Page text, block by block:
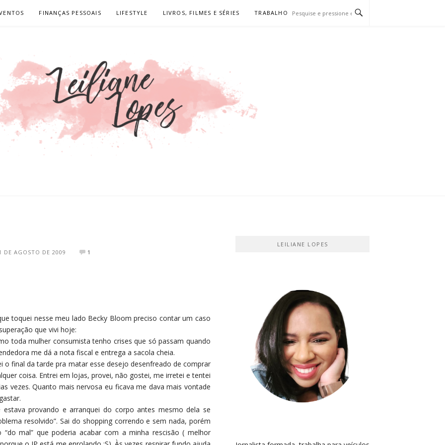
FINANÇAS PESSOAIS LIFESTYLE LIVROS, FILMES E SÉRIES TRABALHO
DE AGOSTO DE 2009 1
toquei nesse meu lado Becky Bloom preciso contar um caso
que vivi hoje:
toda mulher consumista tenho crises que só passam quando
me dá a nota fiscal e entrega a sacola cheia.
o final da tarde pra matar esse desejo desenfreado de comprar
coisa. Entrei em lojas, provei, não gostei, me irretei e tentei
vezes. Quanto mais nervosa eu ficava me dava mais vontade
provando e arranquei do corpo antes mesmo dela se
resolvido”. Sai do shopping correndo e sem nada, porém
mal” que poderia acabar com a minha rescisão ( melhor
LEILIANE LOPES